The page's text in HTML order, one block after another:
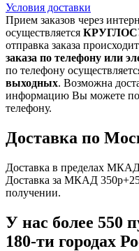
Условия доставки
Прием заказов через
осуществляется
отправка заказа происходит
заказа по телефону или
по телефону
выходных. Возможна
информацию Вы можете
телефону.
Доставка по
Доставка в пределах
Доставка за МКАД
получении.
У нас более 550
180-ти городах